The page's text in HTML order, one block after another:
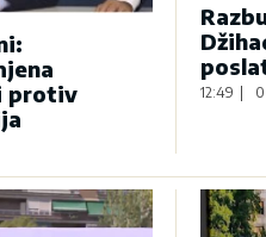
protiv
12:49 | 0